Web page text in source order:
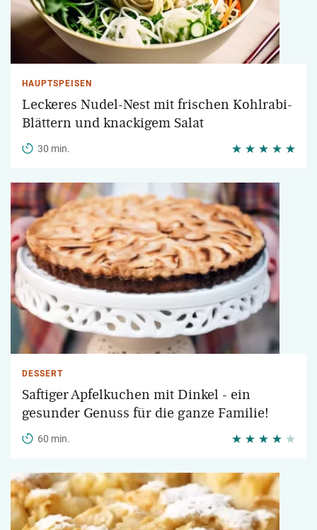
HAUPTSPEISEN
Leckeres Nudel-Nest mit frischen Kohlrabi-
Blättern und knackigem Salat
30 min.
DESSERT
Saftiger Apfelkuchen mit Dinkel - ein
gesunder Genuss für die ganze Familie!
60 min.